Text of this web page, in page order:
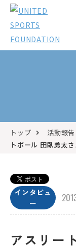
トップ 活動報告
トボール 田臥勇太
インタビュ
ー
アスリー